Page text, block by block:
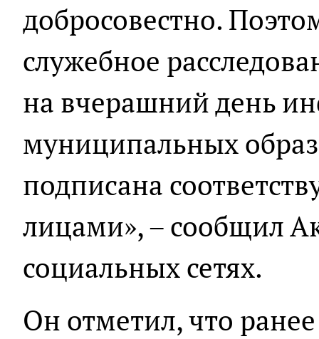
добросовестно.
служебное
на вчерашний день
муниципальных
подписана
лицами», – сообщил
социальных сетях.
Он отметил, что